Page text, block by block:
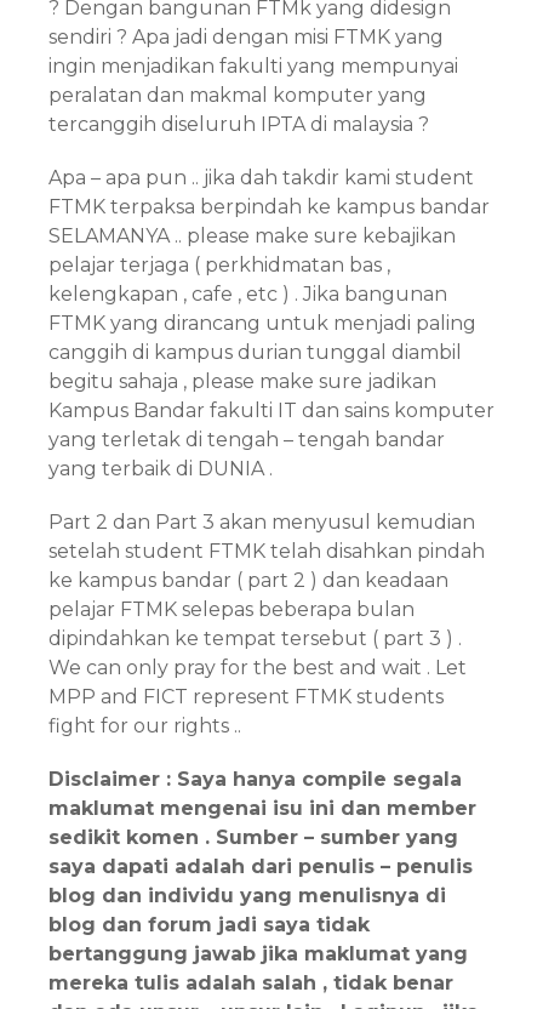
? Dengan bangunan FTMk yang didesign
sendiri ? Apa jadi dengan misi FTMK yang
ingin menjadikan fakulti yang mempunyai
peralatan dan makmal komputer yang
tercanggih diseluruh IPTA di malaysia ?
Apa – apa pun .. jika dah takdir kami student
FTMK terpaksa berpindah ke kampus bandar
SELAMANYA .. please make sure kebajikan
pelajar terjaga ( perkhidmatan bas ,
kelengkapan , cafe , etc ) . Jika bangunan
FTMK yang dirancang untuk menjadi paling
canggih di kampus durian tunggal diambil
begitu sahaja , please make sure jadikan
Kampus Bandar fakulti IT dan sains komputer
yang terletak di tengah – tengah bandar
yang terbaik di DUNIA .
Part 2 dan Part 3 akan menyusul kemudian
setelah student FTMK telah disahkan pindah
ke kampus bandar ( part 2 ) dan keadaan
pelajar FTMK selepas beberapa bulan
dipindahkan ke tempat tersebut ( part 3 ) .
We can only pray for the best and wait . Let
MPP and FICT represent FTMK students
fight for our rights ..
Disclaimer : Saya hanya compile segala
maklumat mengenai isu ini dan member
sedikit komen . Sumber – sumber yang
saya dapati adalah dari penulis – penulis
blog dan individu yang menulisnya di
blog dan forum jadi saya tidak
bertanggung jawab jika maklumat yang
mereka tulis adalah salah , tidak benar